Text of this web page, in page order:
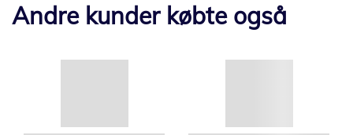
Andre kunder købte også